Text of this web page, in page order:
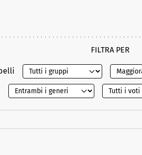
FILTRA PER